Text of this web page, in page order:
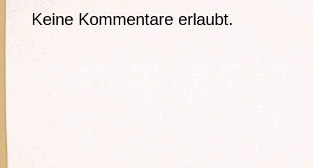
Keine Kommentare erlaubt.